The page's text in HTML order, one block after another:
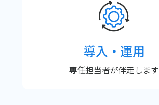
導入・運用
専任担当者が伴走します